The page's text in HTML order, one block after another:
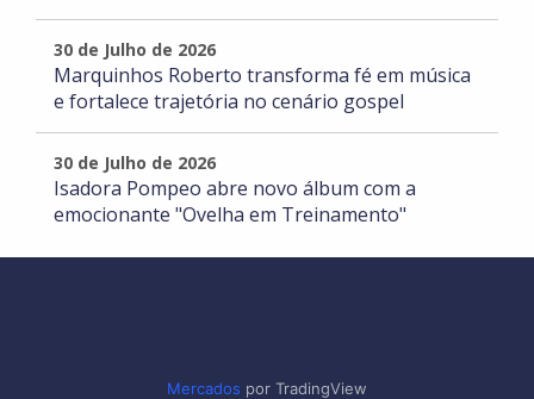
30 de Julho de 2026
Marquinhos Roberto transforma fé em música
e fortalece trajetória no cenário gospel
30 de Julho de 2026
Isadora Pompeo abre novo álbum com a
emocionante "Ovelha em Treinamento"
Mercados por TradingView